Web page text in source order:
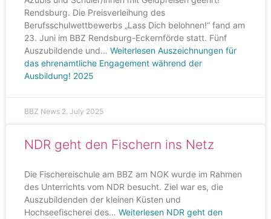
Rendsburg. Die Preisverleihung des
Berufsschulwettbewerbs „Lass Dich belohnen!“ fand am
23. Juni im BBZ Rendsburg-Eckernförde statt. Fünf
Auszubildende und… Weiterlesen Auszeichnungen für
das ehrenamtliche Engagement während der
Ausbildung! 2025
BBZ News 2. July 2025
NDR geht den Fischern ins Netz
Die Fischereischule am BBZ am NOK wurde im Rahmen
des Unterrichts vom NDR besucht. Ziel war es, die
Auszubildenden der kleinen Küsten und
Hochseefischerei des… Weiterlesen NDR geht den